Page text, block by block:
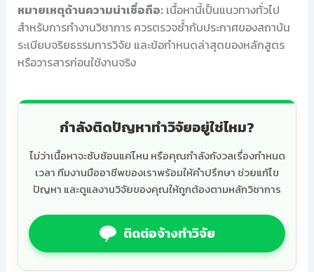
หมายเหตุด้านความน่าเชื่อถือ: เนื้อหานี้เป็นแนวทางทั่วไป
สำหรับการทำงานวิชาการ ควรตรวจซ้ำกับประกาศของสถาบัน
ระเบียบจริยธรรมการวิจัย และข้อกำหนดล่าสุดของหลักสูตร
หรือวารสารก่อนใช้งานจริง
กำลังติดปัญหาทำวิจัยอยู่ใช่ไหม?
ไม่ว่าเนื้อหาจะซับซ้อนแค่ไหน หรือคุณกำลังกังวลเรื่องกำหนด
เวลา ทีมงานมืออาชีพของเราพร้อมให้คำปรึกษา ช่วยแก้ไข
ปัญหา และดูแลงานวิจัยของคุณให้ถูกต้องตามหลักวิชาการ
ติดต่อจ้างทำวิจัย